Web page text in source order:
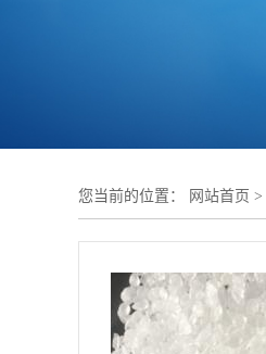
您当前的位置： 网站首页 >